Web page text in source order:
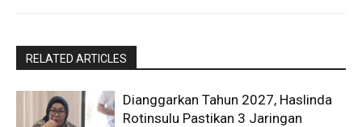
RELATED ARTICLES
Dianggarkan Tahun 2027, Haslinda
Rotinsulu Pastikan 3 Jaringan